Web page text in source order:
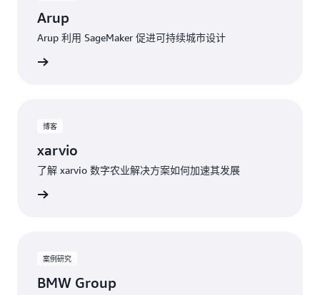
Arup
Arup 利用 SageMaker 促进可持续城市设计
博客
xarvio
了解 xarvio 数字农业解决方案如何加速其发展
案例研究
BMW Group